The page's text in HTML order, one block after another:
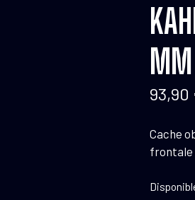
MM
93,90
Cache
frontale